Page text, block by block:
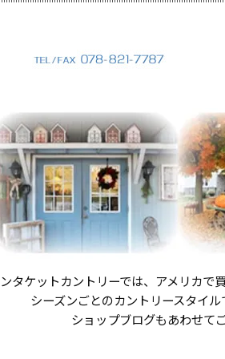
タケットカントリーでは、アメリカで
シーズンごとのカントリースタイ
ショップブログもあわせて